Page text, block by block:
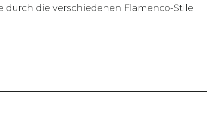
durch die verschiedenen Flamenco-Stile